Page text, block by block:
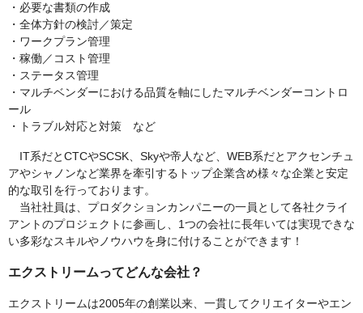
・必要な書類の作成
・全体方針の検討／策定
・ワークプラン管理
・稼働／コスト管理
・ステータス管理
・マルチベンダーにおける品質を軸にしたマルチベンダーコントロ
ール
・トラブル対応と対策 など
IT系だとCTCやSCSK、Skyや帝人など、WEB系だとアクセンチュ
アやシャノンなど業界を牽引するトップ企業含め様々な企業と安定
的な取引を行っております。
当社社員は、プロダクションカンパニーの一員として各社クライ
アントのプロジェクトに参画し、1つの会社に長年いては実現できな
い多彩なスキルやノウハウを身に付けることができます！
エクストリームってどんな会社？
エクストリームは2005年の創業以来、一貫してクリエイターやエン